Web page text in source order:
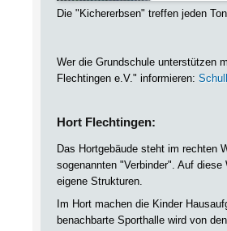
Die "Kichererbsen" treffen jeden
Wer die Grundschule unterstützen
Flechtingen e.V." informieren:
Hort Flechtingen:
Das Hortgebäude steht im rechten
sogenannten "Verbinder". Auf
eigene Strukturen.
Im Hort machen die Kinder
benachbarte Sporthalle wird von